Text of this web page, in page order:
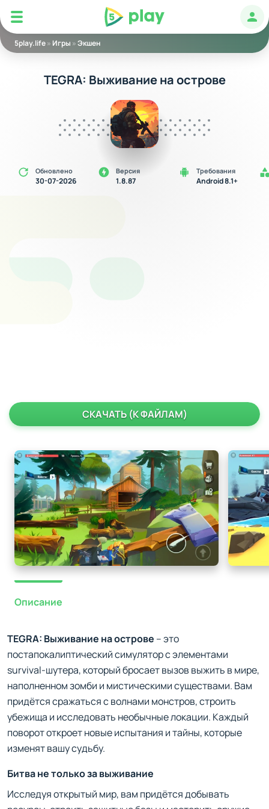
5play
5play.life» Игры »Экшен
TEGRA: Выживание на острове
Обновлено
30-07-2026
Версия
1.8.87
Требования
Android 8.1+
СКАЧАТЬ (К ФАЙЛАМ)
Описание
TEGRA: Выживание на острове – это
постапокалиптический симулятор с элементами
survival-шутера, который бросает вызов выжить в мире,
наполненном зомби и мистическими существами. Вам
придётся сражаться с волнами монстров, строить
убежища и исследовать необычные локации. Каждый
поворот откроет новые испытания и тайны, которые
изменят вашу судьбу.
Битва не только за выживание
Исследуя открытый мир, вам придётся добывать